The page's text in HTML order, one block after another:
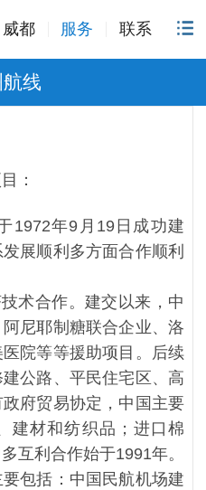
威都 服务 联系
线
：
年9月19日成功建
展顺利多方面合作顺利
术合作。建交以来，中
尼耶制糖联合企业、洛
院等等援助项目。后续
公路、平民住宅区、高
府贸易协定，中国主要
建材和纺织品；进口棉
互利合作始于1991年。
包括：中国民航机场建